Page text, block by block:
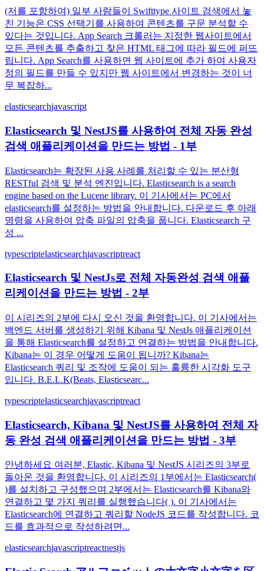
(저를 포함하여) 일부 사람들이 Swifttype 사이트 검색에서 놓
친 기능은 CSS 선택기를 사용하여 콘텐츠를 구문 분석할 수
있다는 것입니다. App Search 크롤러는 지정한 웹사이트에서
모든 콘텐츠를 추출하고 찾은 HTML 태그에 따라 필드에 퍼뜨
립니다. App Search를 사용하면 웹 사이트에 추가 하여 사용자
정의 필드를 만들 수 있지만 웹 사이트에서 변경하는 것이 너
무 복잡하...
elasticsearchjavascript
Elasticsearch 및 NestJS를 사용하여 전체 자동 완성
검색 애플리케이션을 만드는 방법 - 1부
Elasticsearch는 확장된 사용 사례를 처리할 수 있는 분산형
RESTful 검색 및 분석 엔진입니다. Elasticsearch is a search
engine based on the Lucene library. 이 기사에서는 PC에서
elasticsearch를 설정하는 방법을 안내합니다. 다운로드 후 아래
명령을 사용하여 압축 파일의 압축을 풉니다. Elasticsearch 구
성 ...
typescriptelasticsearchjavascriptreact
Elasticsearch 및 NestJs로 전체 자동완성 검색 애플
리케이션을 만드는 방법 - 2부
이 시리즈의 2부에 다시 오신 것을 환영합니다. 이 기사에서는
백엔드 서버를 생성하기 위해 Kibana 및 NestJs 애플리케이션
을 통해 Elasticsearch를 설정하고 연결하는 방법을 안내합니다.
Kibana는 이 경우 어떻게 도움이 됩니까? Kibana는
Elasticsearch 쿼리 및 조작에 도움이 되는 훌륭한 시각화 도구
입니다. B.E.L.K(Beats, Elasticsearc...
typescriptelasticsearchjavascriptreact
Elasticsearch, Kibana 및 NestJS를 사용하여 전체 자
동 완성 검색 애플리케이션을 만드는 방법 - 3부
안녕하세요 여러분, Elastic, Kibana 및 NestJS 시리즈의 3부로
돌아온 것을 환영합니다. 이 시리즈의 1부에서는 Elasticsearch(
)를 설치하고 구성했으며 2부에서는 Elasticsearch를 Kibana와
연결하고 몇 가지 쿼리를 실행했습니다( ). 이 기사에서는
Elasticsearch에 연결하고 쿼리할 NodeJS 코드를 작성합니다. 코
드를 효과적으로 작성하려면...
elasticsearchjavascriptreactnestjs